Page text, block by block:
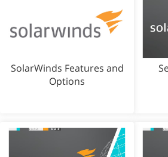
SolarWinds Features and
Options